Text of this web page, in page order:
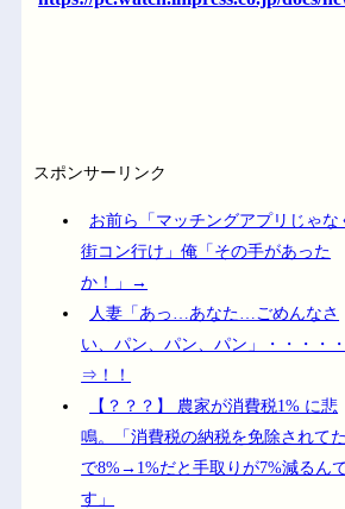
スポンサーリンク
お前ら「マッチングアプリじゃな
街コン行け」俺「その手があった
か！」→
人妻「あっ…あなた…ごめんなさ
い、パン、パン、パン」・・・・・
⇒！！
【？？？】 農家が消費税1% に悲
鳴。「消費税の納税を免除されて
で8%→1%だと手取りが7%減るん
す」